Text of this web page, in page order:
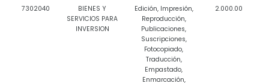
7302040
BIENES Y
SERVICIOS PARA
INVERSION
Edición, Impresión,
Reproducción,
Publicaciones,
Suscripciones,
Fotocopiado,
Traducción,
Empastado,
Enmarcación,
2.000.00